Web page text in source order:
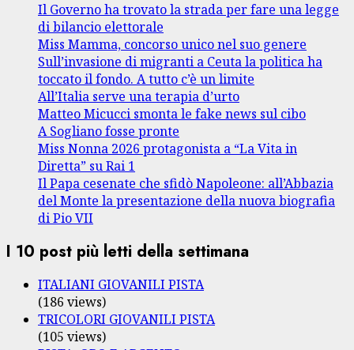
Il Governo ha trovato la strada per fare una legge
di bilancio elettorale
Miss Mamma, concorso unico nel suo genere
Sull’invasione di migranti a Ceuta la politica ha
toccato il fondo. A tutto c’è un limite
All’Italia serve una terapia d’urto
Matteo Micucci smonta le fake news sul cibo
A Sogliano fosse pronte
Miss Nonna 2026 protagonista a “La Vita in
Diretta” su Rai 1
Il Papa cesenate che sfidò Napoleone: all’Abbazia
del Monte la presentazione della nuova biografia
di Pio VII
I 10 post più letti della settimana
ITALIANI GIOVANILI PISTA
(186 views)
TRICOLORI GIOVANILI PISTA
(105 views)